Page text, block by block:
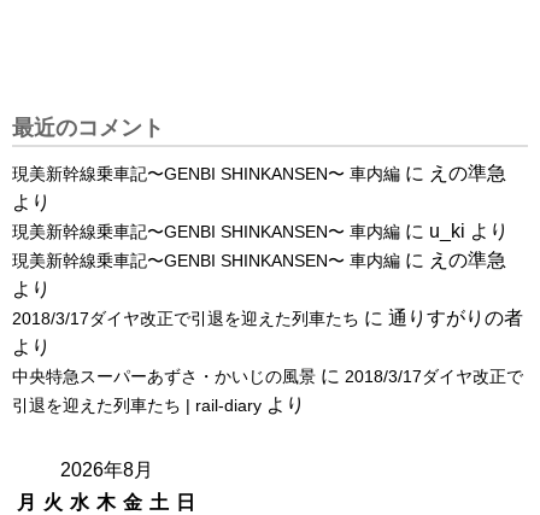
最近のコメント
現美新幹線乗車記〜GENBI SHINKANSEN〜 車内編 に えの準急
より
現美新幹線乗車記〜GENBI SHINKANSEN〜 車内編 に u_ki より
現美新幹線乗車記〜GENBI SHINKANSEN〜 車内編 に えの準急
より
2018/3/17ダイヤ改正で引退を迎えた列車たち に 通りすがりの者
より
中央特急スーパーあずさ・かいじの風景 に 2018/3/17ダイヤ改正で
引退を迎えた列車たち | rail-diary より
2026年8月
月
火 水 木 金 土 日